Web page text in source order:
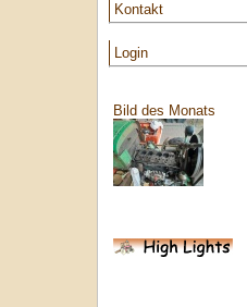
Kontakt
Login
Bild des Monats